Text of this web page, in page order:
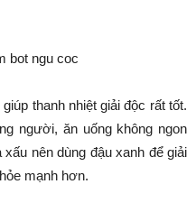
thanh nhiệt giải độc rất tốt.
người, ăn uống không ngon
nên dùng đậu xanh để giải
mạnh hơn.